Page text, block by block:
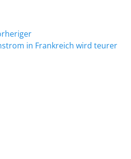
in Frankreich wird teurer